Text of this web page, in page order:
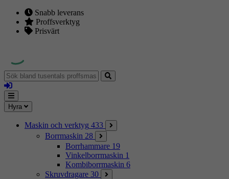
Snabb leverans
Proffsverktyg
Prisvärt
Sök
bland
tusentals
proffsmaskiner
Logga
in
Mina
sidor
Meny
Hyra
Maskin och verktyg 433
Borrmaskin 28
Borrhammare 19
Vinkelborrmaskin 1
Kombiborrmaskin 6
Skruvdragare 30